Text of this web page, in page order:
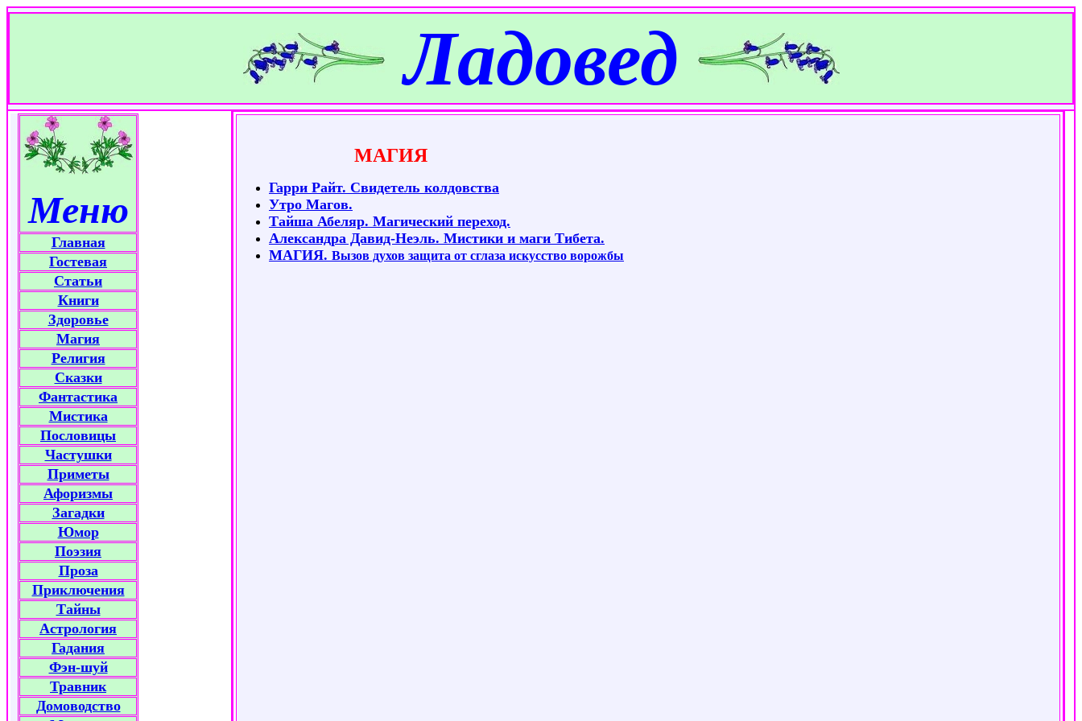
Ладовед
Меню
Главная
Гостевая
Статьи
Книги
Здоровье
Магия
Религия
Сказки
Фантастика
Мистика
Пословицы
Частушки
Приметы
Афоризмы
Загадки
Юмор
Поэзия
Проза
Приключения
Тайны
Астрология
Гадания
Фэн-шуй
Травник
Домоводство
МАГИЯ
Гарри Райт. Свидетель колдовства
Утро Магов.
Тайша Абеляр. Магический переход.
Александра Давид-Неэль. Мистики и маги Тибета.
МАГИЯ. Вызов духов защита от сглаза искусство ворожбы